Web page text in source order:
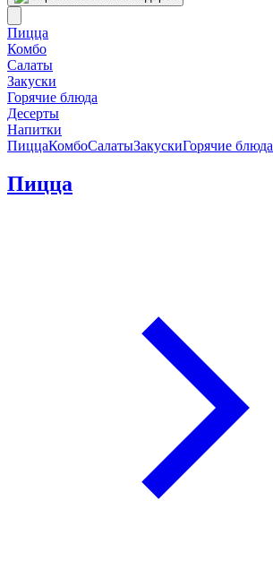
Пицца
Комбо
Салаты
Закуски
Горячие блюда
Десерты
Напитки
ПиццаКомбоСалатыЗакускиГорячие блюда
Пицца